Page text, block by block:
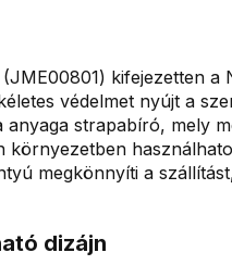
kifejezetten a
védelmet nyújt a
strapabíró, mely
környezetben
megkönnyíti a
dizájn